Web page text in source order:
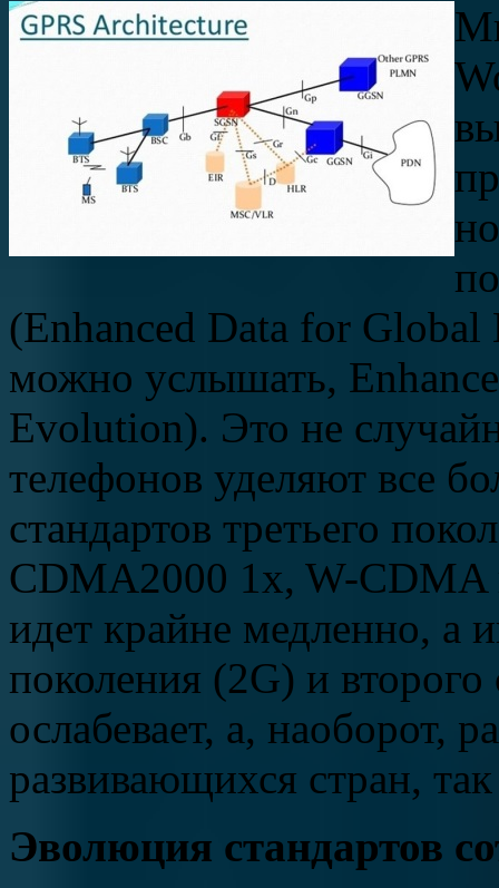
(Enhanced Data for
можно услышать,
Evolution). Это не
телефонов уделяют все
стандартов третьего
CDMA2000 1x, W-CDMA
идет крайне медленно, а
поколения (2G) и
ослабевает, а, наоборот,
развивающихся стран,
Эволюция стандартов